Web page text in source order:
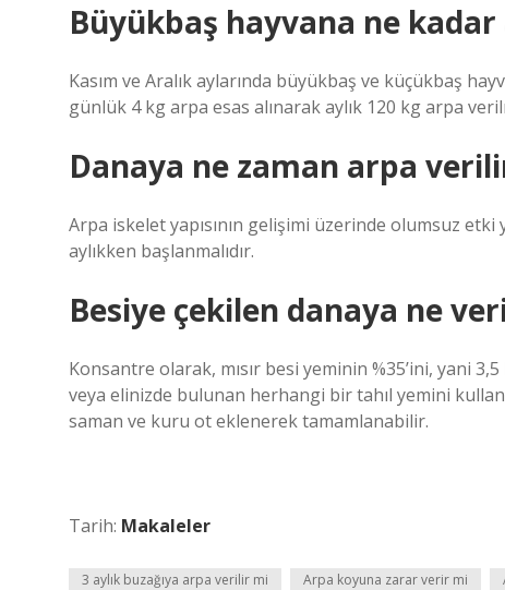
Büyükbaş hayvana ne
Kasım ve Aralık aylarında büyükbaş ve küçükbaş
günlük 4 kg arpa esas alınarak aylık 120 kg arpa
Danaya ne zaman arpa
Arpa iskelet yapısının gelişimi üzerinde olumsuz
aylıkken başlanmalıdır.
Besiye çekilen danaya ne
Konsantre olarak, mısır besi yeminin %35’ini, yani
veya elinizde bulunan herhangi bir tahıl yemini
saman ve kuru ot eklenerek tamamlanabilir.
Tarih: Makaleler
3 aylık buzağıya arpa verilir mi Arpa koyuna zarar verir mi